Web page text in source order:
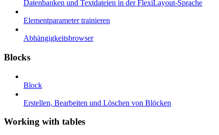
Datenbanken und Textdateien in der FlexiLayout-Sprache
Elementparameter trainieren
Abhängigkeitsbrowser
Blocks
Block
Erstellen, Bearbeiten und Löschen von Blöcken
Working with tables